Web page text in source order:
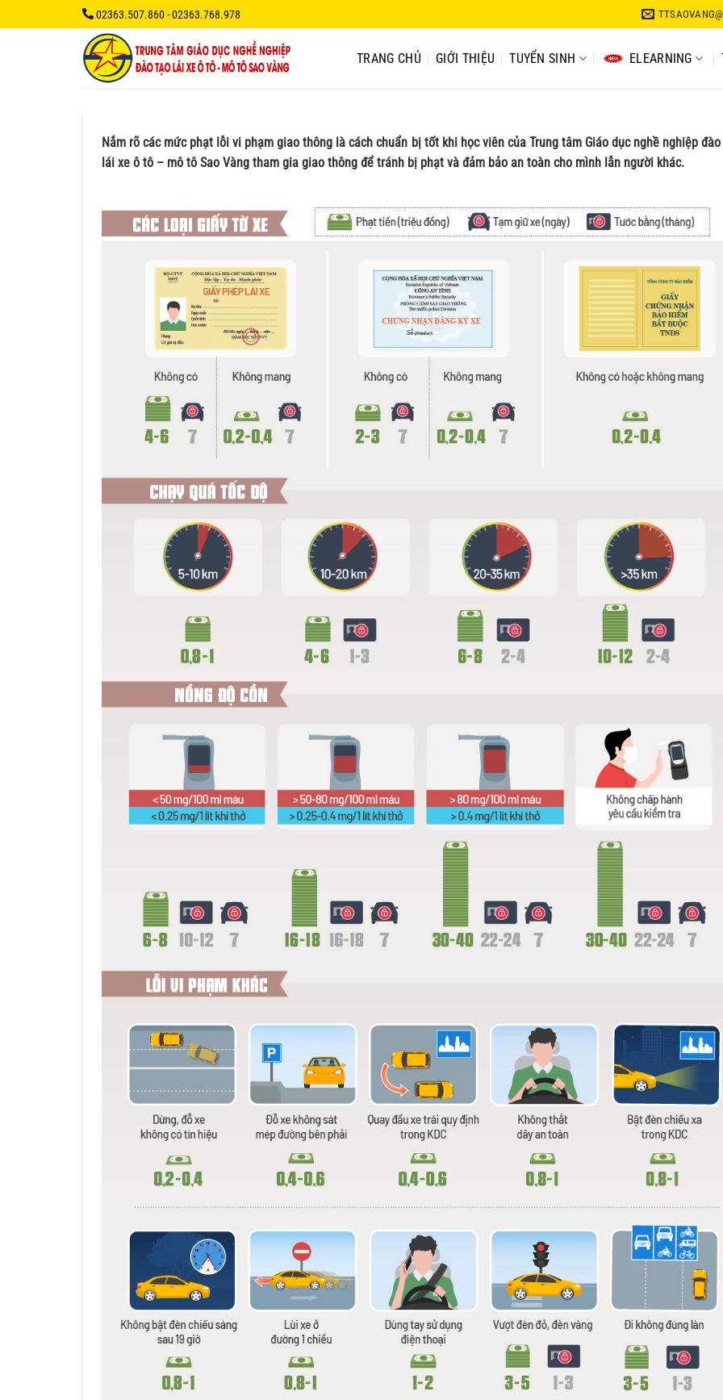
qua
02363.507.860 - 02363.768.978
TRANG CHỦ GIỚI THIỆU TUYỂN SINH ELEARNING
Nắm rõ các mức phạt lỗi vi phạm giao thông là cách chuẩn bị tốt khi học viên của Trung tâm Giáo dục nghề nghiệp
lái xe ô tô – mô tô Sao Vàng tham gia giao thông để tránh bị phạt và đảm bảo an toàn cho mình lẫn người khác.